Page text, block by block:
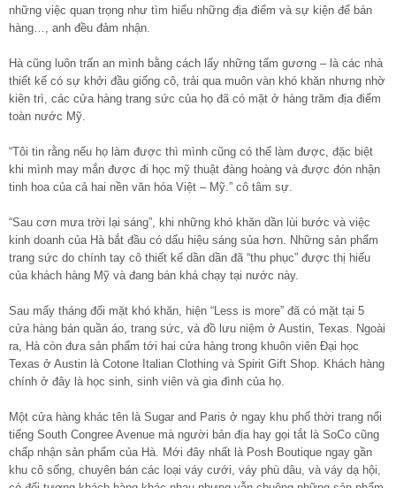
những việc quan trọng như tìm hiểu những địa điểm và sự kiện để bán
hàng…, anh đều đảm nhận.
Hà cũng luôn trấn an mình bằng cách lấy những tấm gương – là các nhà
thiết kế có sự khởi đầu giống cô, trải qua muôn vàn khó khăn nhưng nhờ
kiên trì, các cửa hàng trang sức của họ đã có mặt ở hàng trăm địa điểm
toàn nước Mỹ.
“Tôi tin rằng nếu họ làm được thì mình cũng có thể làm được, đặc biệt
khi mình may mắn được đi học mỹ thuật đàng hoàng và được đón nhận
tinh hoa của cả hai nền văn hóa Việt – Mỹ.” cô tâm sự.
“Sau cơn mưa trời lại sáng”, khi những khó khăn dần lùi bước và việc
kinh doanh của Hà bắt đầu có dấu hiệu sáng sủa hơn. Những sản phẩm
trang sức do chính tay cô thiết kế dần dần đã “thu phục” được thị hiếu
của khách hàng Mỹ và đang bán khá chạy tại nước này.
Sau mấy tháng đối mặt khó khăn, hiện “Less is more” đã có mặt tại 5
cửa hàng bán quần áo, trang sức, và đồ lưu niệm ở Austin, Texas. Ngoài
ra, Hà còn đưa sản phẩm tới hai cửa hàng trong khuôn viên Đại học
Texas ở Austin là Cotone Italian Clothing và Spirit Gift Shop. Khách hàng
chính ở đây là học sinh, sinh viên và gia đình của họ.
Một cửa hàng khác tên là Sugar and Paris ở ngay khu phố thời trang nổi
tiếng South Congree Avenue mà người bản địa hay gọi tắt là SoCo cũng
chấp nhận sản phẩm của Hà. Mới đây nhất là Posh Boutique ngay gần
khu cô sống, chuyên bán các loại váy cưới, váy phù dâu, và váy dạ hội,